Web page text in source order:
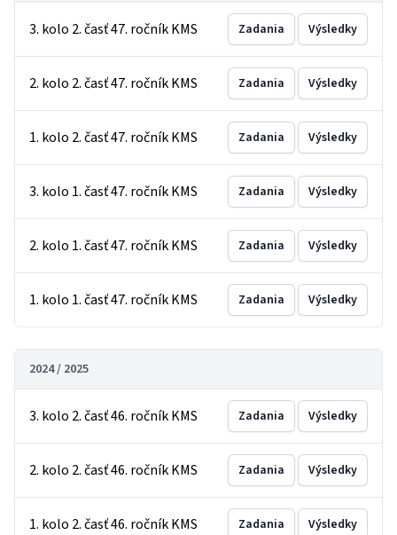
3. kolo 2. časť 47. ročník KMS Zadania Výsledky
2. kolo 2. časť 47. ročník KMS Zadania Výsledky
1. kolo 2. časť 47. ročník KMS Zadania Výsledky
3. kolo 1. časť 47. ročník KMS Zadania Výsledky
2. kolo 1. časť 47. ročník KMS Zadania Výsledky
1. kolo 1. časť 47. ročník KMS Zadania Výsledky
2024 / 2025
3. kolo 2. časť 46. ročník KMS Zadania Výsledky
2. kolo 2. časť 46. ročník KMS Zadania Výsledky
1. kolo 2. časť 46. ročník KMS Zadania Výsledky